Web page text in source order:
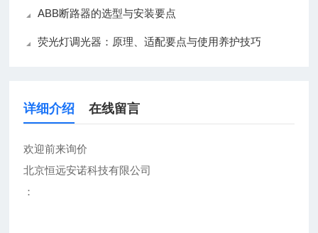
ABB断路器的选型与安装要点
荧光灯调光器：原理、适配要点与使用养护技巧
详细介绍 在线留言
欢迎前来询价
北京恒远安诺科技有限公司
：